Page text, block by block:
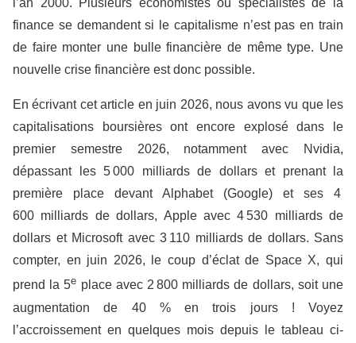
l’an 2000. Plusieurs économistes ou spécialistes de la
finance se demandent si le capitalisme n’est pas en train
de faire monter une bulle financière de même type. Une
nouvelle crise financière est donc possible.
En écrivant cet article en juin 2026, nous avons vu que les
capitalisations boursières ont encore explosé dans le
premier semestre 2026, notamment avec Nvidia,
dépassant les 5 000 milliards de dollars et prenant la
première place devant Alphabet (Google) et ses 4
600 milliards de dollars, Apple avec 4 530 milliards de
dollars et Microsoft avec 3 110 milliards de dollars. Sans
compter, en juin 2026, le coup d’éclat de Space X, qui
prend la 5e place avec 2 800 milliards de dollars, soit une
augmentation de 40 % en trois jours ! Voyez
l’accroissement en quelques mois depuis le tableau ci-